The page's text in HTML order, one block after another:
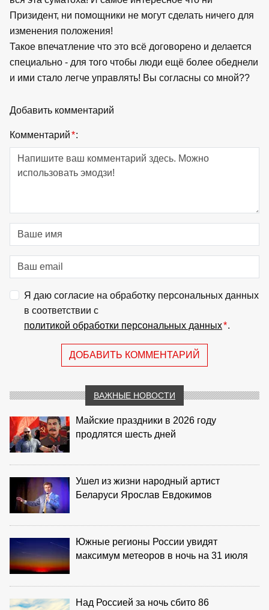
Призидент, ни помощники не могут сделать ничего для
изменения положения!
Такое впечатление что это всё договорено и делается
специально - для того чтобы люди ещё более обеднели
и ими стало легче управлять! Вы согласны со мной??
Добавить комментарий
Комментарий*:
Я даю согласие на обработку персональных данных
в соответствии с
политикой обработки персональных данных*.
ДОБАВИТЬ КОММЕНТАРИЙ
ВАЖНЫЕ НОВОСТИ
Майские праздники в 2026 году
продлятся шесть дней
Ушел из жизни народный артист
Беларуси Ярослав Евдокимов
Южные регионы России увидят
максимум метеоров в ночь на 31 июля
Над Россией за ночь сбито 86